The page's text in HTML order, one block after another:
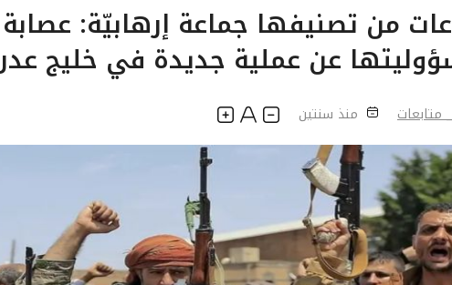
من تصنيفها جماعة إرهابيّة:
عن عملية جديدة في خليج
متابعات منذ سنتين